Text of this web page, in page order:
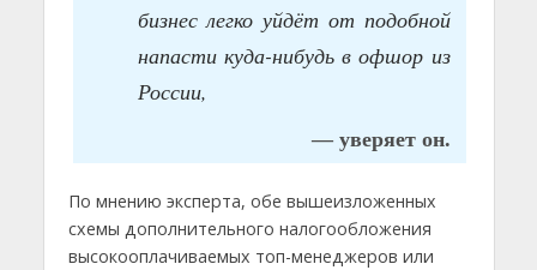
бизнес легко уйдёт от подобной
напасти куда-нибудь в офшор из
России,
— уверяет он.
По мнению эксперта, обе вышеизложенных
схемы дополнительного налогообложения
высокооплачиваемых топ-менеджеров или